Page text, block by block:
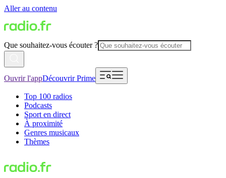
Aller au contenu
Que souhaitez-vous écouter ?
Ouvrir l'appDécouvrir Prime
Top 100 radios
Podcasts
Sport en direct
À proximité
Genres musicaux
Thèmes